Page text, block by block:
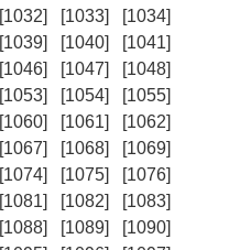
[1032] [1033]
[1034]
[1039] [1040]
[1041]
[1046] [1047]
[1048]
[1053] [1054]
[1055]
[1060] [1061]
[1062]
[1067] [1068]
[1069]
[1074] [1075]
[1076]
[1081] [1082]
[1083]
[1088] [1089]
[1090]